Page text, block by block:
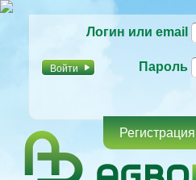
основному
Логин или email
Пароль
Регистрация